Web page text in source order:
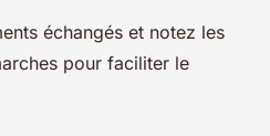
échangés et notez les
pour faciliter le